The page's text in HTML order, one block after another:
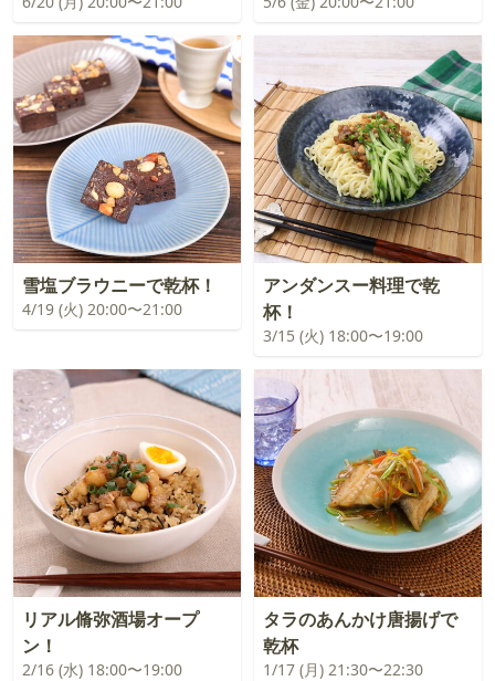
雪塩ブラウニーで乾杯！
4/19 (火) 20:00〜21:00
アンダンスー料理で乾
杯！
3/15 (火) 18:00〜19:00
リアル脩弥酒場オープ
ン！
2/16 (水) 18:00〜19:00
タラのあんかけ唐揚げで
乾杯
1/17 (月) 21:30〜22:30